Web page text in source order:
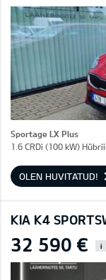
Sportage LX Plus
1.6 CRDi (100 kW)
OLEN HUVITATUD!
KIA K4
32 590 € i